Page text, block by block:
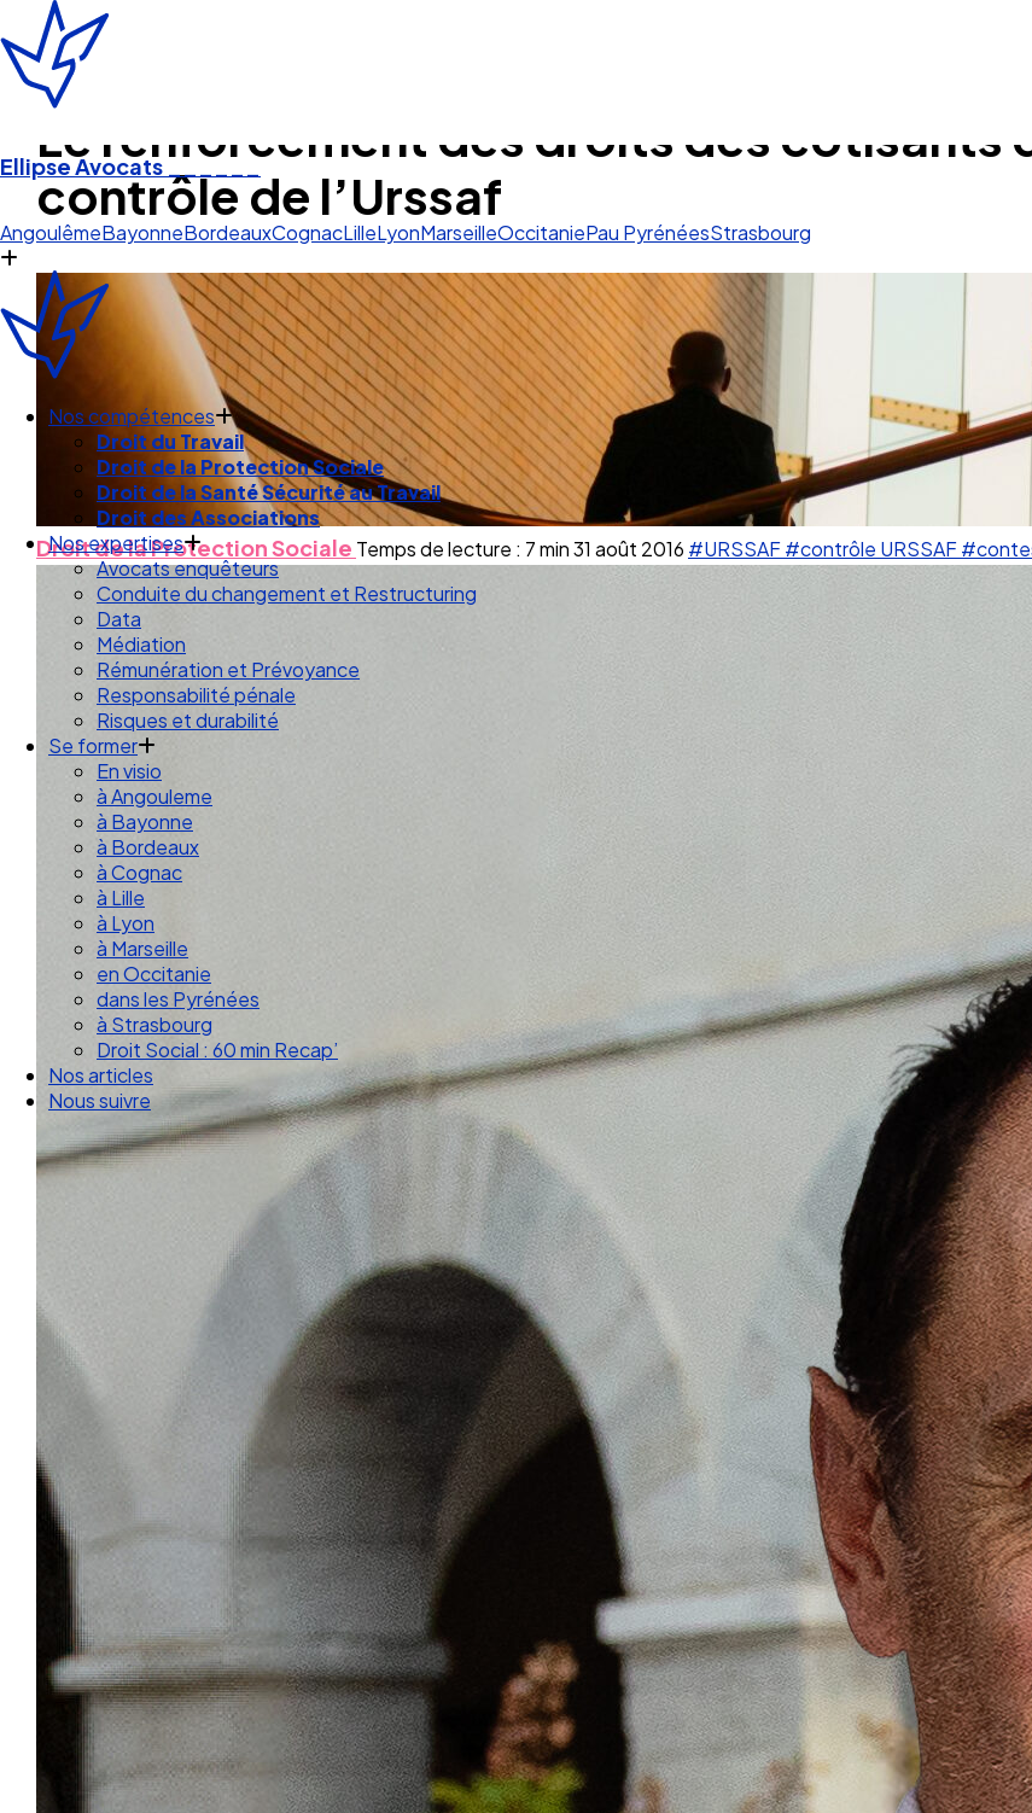
Ellipse Avocats ______
Lyon
Angoulême
Nos compétences
Droit du Travail
Droit de la Protection Sociale
Droit de la Santé Sécurité au Travail
Droit des Associations
Nos expertises
Avocats enquêteurs
Conduite du changement et Restructuring
Data
Médiation
Rémunération et Prévoyance
Responsabilité pénale
Risques et durabilité
Se former
En visio
à Angouleme
à Bayonne
à Bordeaux
à Cognac
à Lille
à Lyon
à Marseille
en Occitanie
dans les Pyrénées
à Strasbourg
Droit Social : 60 min Recap’
Nos articles
Nous suivre
Le renforcement des droits des cotisants
contrôle de l’Urssaf
Droit de la Protection Sociale Temps de lecture : 7 min31 août 2016 #URSSAF#contrôle URSSAF